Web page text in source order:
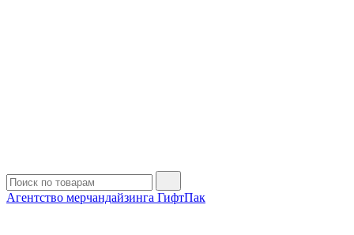
Агентство мерчандайзинга ГифтПак